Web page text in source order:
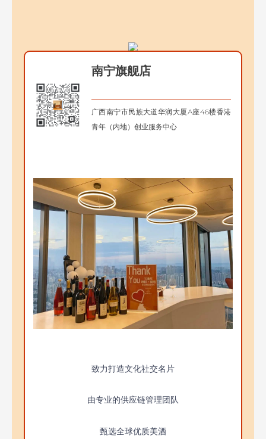
南宁旗舰店
广西南宁市民族大道华润大厦A座46楼香港
青年（内地）创业服务中心
致力打造文化社交名片
由专业的供应链管理团队
甄选全球优质美酒